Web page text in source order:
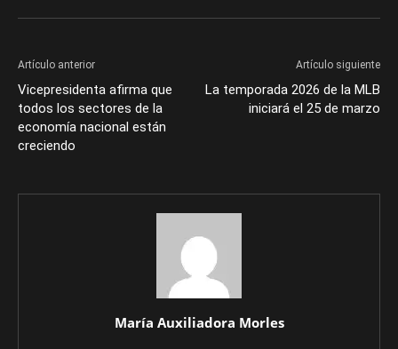
Artículo anterior
Vicepresidenta afirma que
todos los sectores de la
economía nacional están
creciendo
Artículo siguiente
La temporada 2026 de la MLB
iniciará el 25 de marzo
María Auxiliadora Morles